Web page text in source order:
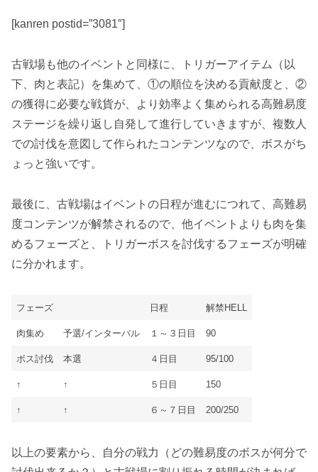
[kanren postid=”3081″]
古戦場も他のイベントと同様に、トリガーアイテム（以
下、 肉と表記）を集めて、①の順位を決める貢献度と、②
の獲得に必要な戦貨が、より 効率よく集められる高難易度
ステージを繰り返し自発して進行していきますが、 複数人
での討伐を意図して作られたコンテンツなので、 ボスがち
ょっと強いです。
最後に、古戦場はイベントの日程が進むにつれて、高難易
度コンテンツが解禁されるので、他イベントよりも肉を集
めるフェーズと、 トリガーボスを討伐するフェーズが明確
に分かれます。
フェーズ 日程 解禁HELL
肉集め 予選/インターバル １～３日目 90
ボス討伐 本選 ４日目 95/100
↑ ↑ ５日目 150
↑ ↑ ６～７日目 200/250
以上の要素から、 自分の戦力
（どの難易度のボスが何分で